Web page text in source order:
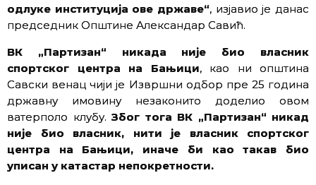
одлуке институција ове државе“, изјавио је данас
председник Oпштине Александар Савић.
ВК „Партизан“ никада није био власник
спортског центра на Бањици, као ни општина
Савски венац чији је Извршни одбор пре 25 година
државну имовину незаконито доделио овом
ватерполо клубу. Због тога ВК „Партизан“ никад
није био власник, нити је власник спортског
центра на Бањици, иначе би као такав био
уписан у катастар непокретности.